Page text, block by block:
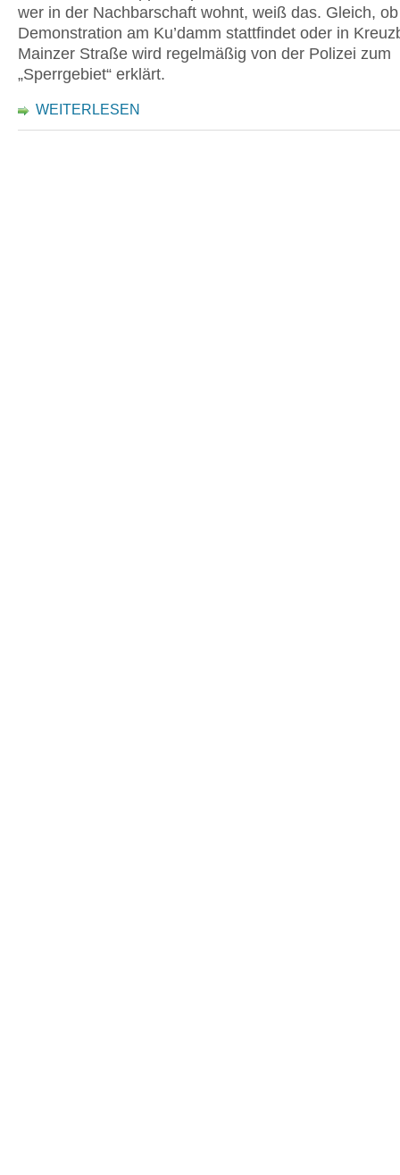
wer in der Nachbarschaft wohnt, weiß das. Gleich,
Demonstration am Ku’damm stattfindet oder in
Mainzer Straße wird regelmäßig von der Polizei zum
„Sperrgebiet“ erklärt.
WEITERLESEN